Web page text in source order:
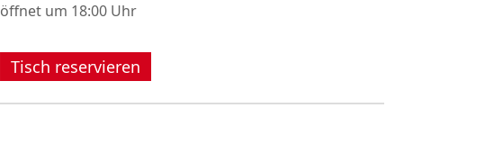
öffnet um 18:00 Uhr
Tisch reservieren